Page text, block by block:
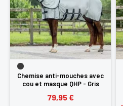
Chemise anti-mouches avec
cou et masque QHP - Gris
79,95 €